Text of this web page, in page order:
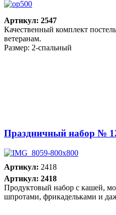
Артикул: 2547
Качественный комплект
ветеранам.
Размер: 2-спальный
Праздничный набор №
Артикул: 2418
Артикул: 2418
Продуктовый набор с кашей,
шпротами, фрикадельками и